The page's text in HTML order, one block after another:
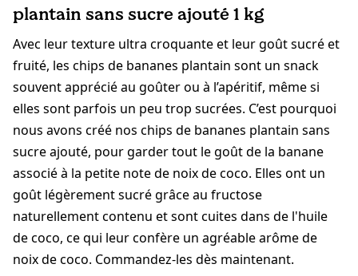
plantain sans sucre ajouté 1 kg
Avec leur texture ultra croquante et leur goût sucré et
fruité, les chips de bananes plantain sont un snack
souvent apprécié au goûter ou à l’apéritif, même si
elles sont parfois un peu trop sucrées. C’est pourquoi
nous avons créé nos chips de bananes plantain sans
sucre ajouté, pour garder tout le goût de la banane
associé à la petite note de noix de coco. Elles ont un
goût légèrement sucré grâce au fructose
naturellement contenu et sont cuites dans de l'huile
de coco, ce qui leur confère un agréable arôme de
noix de coco. Commandez-les dès maintenant.